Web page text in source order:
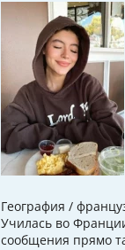
География /
Училась во
сообщения прямо